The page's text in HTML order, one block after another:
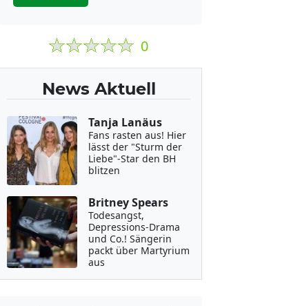
0
News Aktuell
Tanja Lanäus
Fans rasten aus! Hier
lässt der "Sturm der
Liebe"-Star den BH
blitzen
Britney Spears
Todesangst,
Depressions-Drama
und Co.! Sängerin
packt über Martyrium
aus